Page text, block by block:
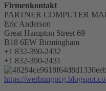
Firmenkontakt
PARTNER COMPUTER
Eric Anderson
Great Hampton Street 69
B18 6EW Birmingham
+1 832-390-2432
+1 832-390-2431
https://